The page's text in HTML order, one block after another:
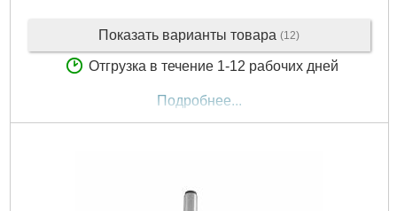
Показать варианты товара (12)
Отгрузка в течение 1-12 рабочих дней
Подробнее...